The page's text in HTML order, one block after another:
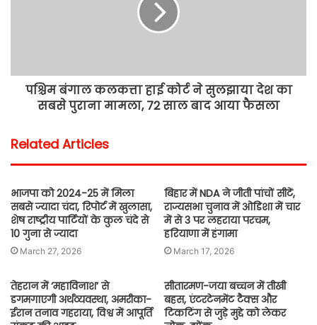
पश्चिम बंगाल कलकत्ता हाई कोर्ट ने सुलझाया देश का
सबसे पुराना मामला, 72 साल बाद आया फैसला
Related Articles
भाजपा को 2024-25 में मिला
सबसे ज्यादा चंदा, रिपोर्ट में खुलासा,
शेष राष्ट्रीय पार्टियों के कुल चंदे से
10 गुना से ज्यादा
March 27, 2026
बिहार में NDA ने जीती पांचों सीटें,
राज्यसभा चुनाव में ओडिशा में चार
में से 3 पर लहराया परचम,
हरियाणा में हंगामा
March 17, 2026
तेहरान में ‘महाविनाश’ से
डगमगाएगी अर्थव्यवस्था, अमरीका-
ईरान तनाव गहराया, विश्व में आपूर्ति
सीतारमण-जया बच्चन में तीखी
बहस, एंटरटेनमेंट टैक्स और
टिकटिंग से जुड़े मुद्दे को लेकर